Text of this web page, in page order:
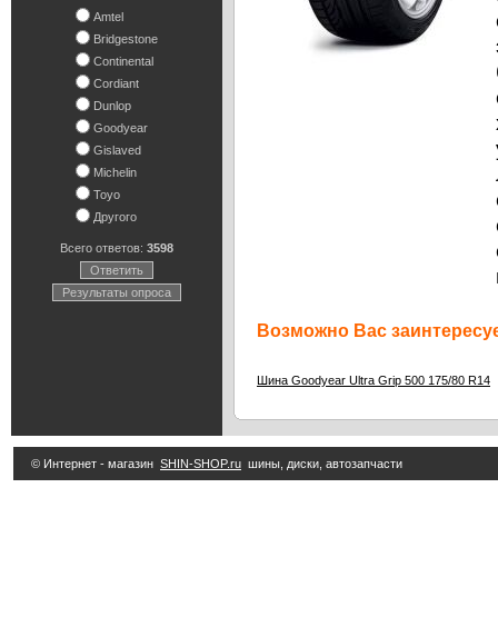
Amtel
Bridgestone
Continental
Cordiant
Dunlop
Goodyear
Gislaved
Michelin
Toyo
Другого
Всего ответов: 3598
Ответить
Результаты опроса
Возможно Вас
Шина Goodyear Ultra Grip 500 175/80 R14
© Интернет - магазин SHIN-SHOP.ru шины, диски, автозапчасти